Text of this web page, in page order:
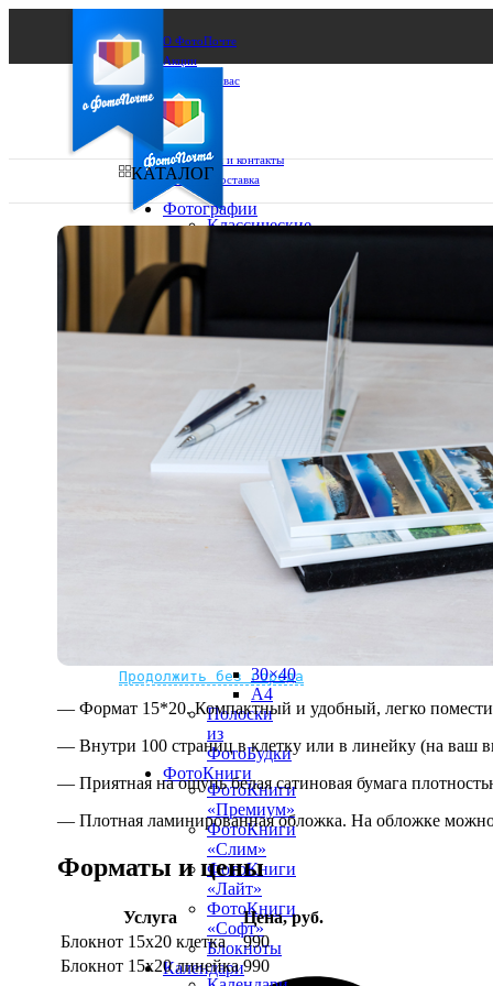
О ФотоПочте
Акции
Сделаем за вас
Бизнесу
FAQ
Франшиза
Поддержка и контакты
Оплата и доставка
Ваш регион доставки
Выберите из списка:
Продолжить без города
КАТАЛОГ
Фотографии
Классические
фото
15х15
15х20
20х30
30х30
30х40
в
рамке
10х10
10×15
13×18
15×15
30×40
A4
Полоски
из
ФотоБудки
ФотоКниги
ФотоКниги
«Премиум»
ФотоКниги
«Слим»
ФотоКниги
«Лайт»
ФотоКниги
«Софт»
Блокноты
Календари
— Формат 15*20. Компактный и удобный, легко
— Внутри 100 страниц в клетку или в линейку (на ваш
— Приятная на ощупь белая сатиновая бумага
— Плотная ламинированная обложка. На обложке
Форматы и цены
Услуга
Цена, руб.
Блокнот 15х20 клетка
990
Блокнот 15х20 линейка 990